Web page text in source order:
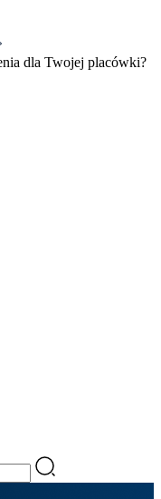
dla Twojej placówki?